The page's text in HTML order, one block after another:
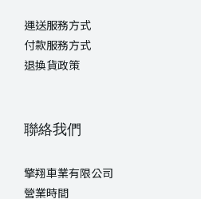
運送服務方式
付款服務方式
退換貨政策
聯絡我們
擎翔車業有限公司
營業時間